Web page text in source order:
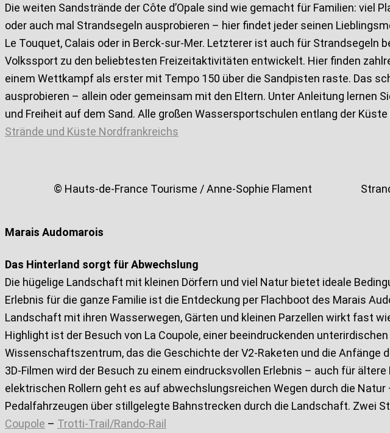
Die weiten Sandstrände der Côte d’Opale sind wie gemacht für Familien: viel
oder auch mal Strandsegeln ausprobieren – hier findet jeder seinen
Le Touquet, Calais oder in Berck-sur-Mer. Letzterer ist auch für Strandsegeln
Volkssport zu den beliebtesten Freizeitaktivitäten entwickelt. Hier finden
einem Wettkampf als erster mit Tempo 150 über die Sandpisten raste. Das
ausprobieren – allein oder gemeinsam mit den Eltern. Unter Anleitung lernen
und Freiheit auf dem Sand. Alle großen Wassersportschulen entlang der
Strände und Küste Nordfrankreichs
© Hauts-de-France Tourisme / Anne-Sophie Flament
Marais Audomarois
Das Hinterland sorgt für Abwechslung
Die hügelige Landschaft mit kleinen Dörfern und viel Natur bietet ideale
Erlebnis für die ganze Familie ist die Entdeckung per Flachboot des Marais
Landschaft mit ihren Wasserwegen, Gärten und kleinen Parzellen wirkt fast
Highlight ist der Besuch von La Coupole, einer beeindruckenden
Wissenschaftszentrum, das die Geschichte der V2-Raketen und die
3D-Filmen wird der Besuch zu einem eindrucksvollen Erlebnis – auch für
elektrischen Rollern geht es auf abwechslungsreichen Wegen durch die
Pedalfahrzeugen über stillgelegte Bahnstrecken durch die Landschaft. Zwei
Coupole – Trotti-Trail/Rando-Rail